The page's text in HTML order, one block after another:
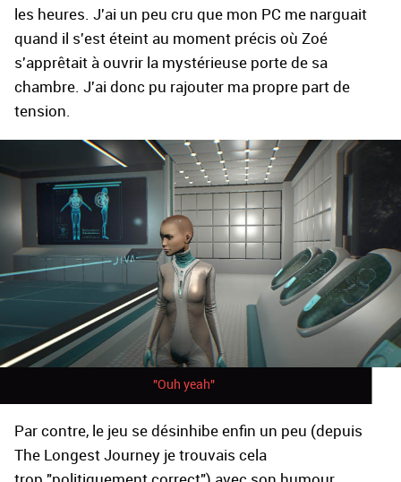
les heures. J'ai un peu cru que mon PC me narguait
quand il s'est éteint au moment précis où Zoé
s'apprêtait à ouvrir la mystérieuse porte de sa
chambre. J'ai donc pu rajouter ma propre part de
tension.
"Ouh yeah"
Par contre, le jeu se désinhibe enfin un peu (depuis
The Longest Journey je trouvais cela